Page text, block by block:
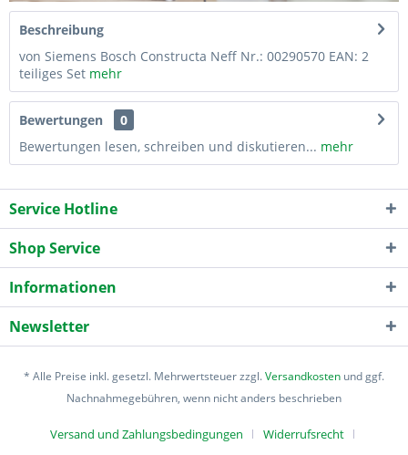
Beschreibung
von Siemens Bosch Constructa Neff Nr.: 00290570 EAN: 2
teiliges Set mehr
Bewertungen
0
Bewertungen lesen, schreiben und diskutieren... mehr
Service Hotline
Shop Service
Informationen
Newsletter
* Alle Preise inkl. gesetzl. Mehrwertsteuer zzgl.Versandkosten und ggf.
Nachnahmegebühren, wenn nicht anders beschrieben
Versand und Zahlungsbedingungen Widerrufsrecht